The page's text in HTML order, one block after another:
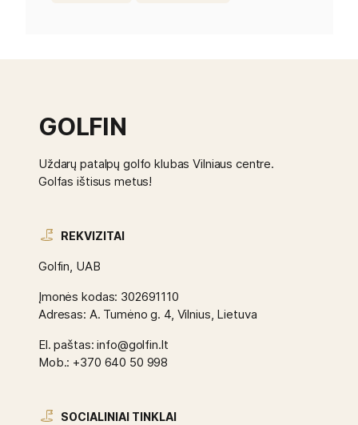
GOLFIN
Uždarų patalpų golfo klubas Vilniaus centre.
Golfas ištisus metus!
REKVIZITAI
Golfin, UAB
Įmonės kodas: 302691110
Adresas: A. Tumėno g. 4, Vilnius, Lietuva
El. paštas: info@golfin.lt
Mob.: +370 640 50 998
SOCIALINIAI TINKLAI